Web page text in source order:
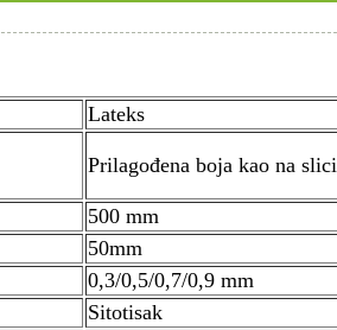
Lateks
Prilagođena boja kao na slici
500 mm
50mm
0,3/0,5/0,7/0,9 mm
Sitotisak